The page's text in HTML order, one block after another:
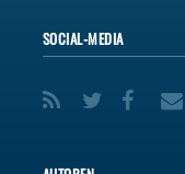
SOCIAL-MEDIA